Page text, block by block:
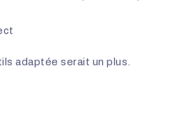
adaptée serait un plus.